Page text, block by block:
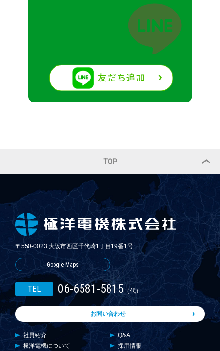
TOP
〒550-0023 大阪市西区千代崎1丁目19番1号
Google Maps
TEL 06-6581-5815 （代）
お問い合わせ
社員紹介
Q&A
極洋電機について
採用情報